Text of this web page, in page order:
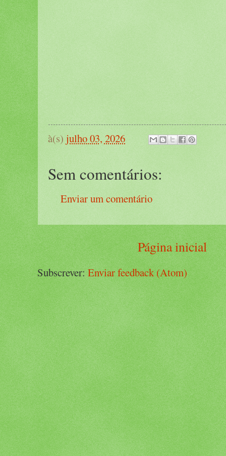
à(s) julho 03, 2026
Sem comentários:
Enviar um comentário
Página inicial
Subscrever:Enviar feedback (Atom)